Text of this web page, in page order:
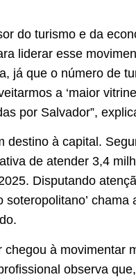
do turismo e da
liderar esse
já que o número de
a ‘maior
por Salvador”,
à capital.
de atender 3,4
Disputando
à movimentar
observa